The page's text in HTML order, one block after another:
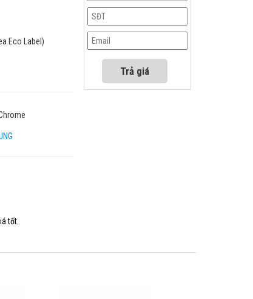
Eco Label)
tốt.